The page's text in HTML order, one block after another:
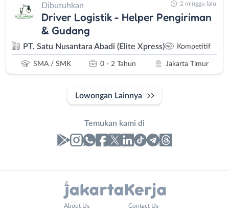
Dibutuhkan
Driver Logistik - Helper Pengiriman
& Gudang
PT. Satu Nusantara Abadi (Elite Xpress) Kompetitif
SMA / SMK 0 - 2 Tahun Jakarta Timur
2 minggu lalu
Lowongan Lainnya
Temukan kami di
About Us Contact Us